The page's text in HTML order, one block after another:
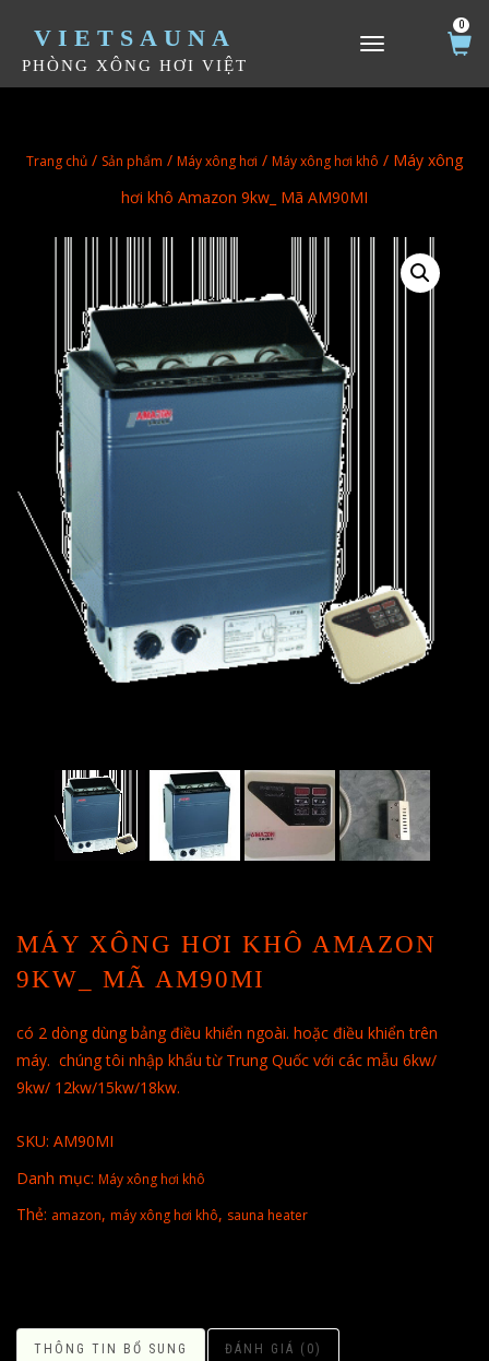
VIETSAUNA
PHÒNG XÔNG HƠI VIỆT
TOGGLE NAVIGATION
0
Trang chủ / Sản phẩm / Máy xông hơi / Máy xông hơi khô / Máy xông
hơi khô Amazon 9kw_ Mã AM90MI
MÁY XÔNG HƠI KHÔ AMAZON
9KW_ MÃ AM90MI
có 2 dòng dùng bảng điều khiển ngoài. hoặc điều khiển trên
máy. chúng tôi nhập khẩu từ Trung Quốc với các mẫu 6kw/
9kw/ 12kw/15kw/18kw.
SKU: AM90MI
Danh mục: Máy xông hơi khô
Thẻ: amazon, máy xông hơi khô, sauna heater
THÔNG TIN BỔ SUNG ĐÁNH GIÁ (0)